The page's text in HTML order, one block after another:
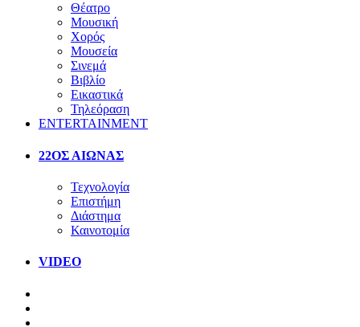
Θέατρο
Μουσική
Χορός
Μουσεία
Σινεμά
Βιβλίο
Εικαστικά
Τηλεόραση
ENTERTAINMENT
22ΟΣ ΑΙΩΝΑΣ
Τεχνολογία
Επιστήμη
Διάστημα
Καινοτομία
VIDEO